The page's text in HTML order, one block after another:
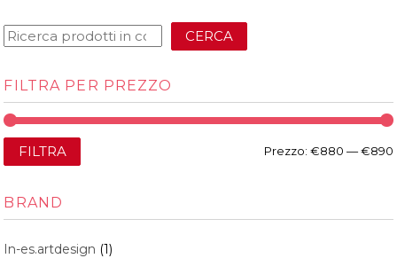
CERCA
FILTRA PER PREZZO
FILTRA Prezzo: €880 —€890
BRAND
In-es.artdesign (1)